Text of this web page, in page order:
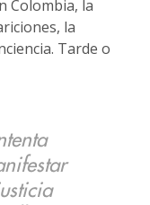
Colombia, la
la
Tarde o